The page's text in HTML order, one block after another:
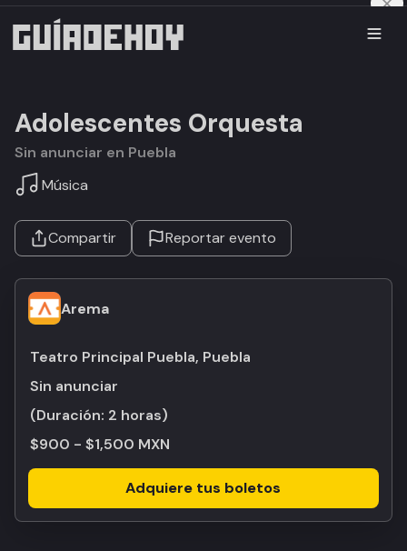
Adolescentes Orquesta
Sin anunciar en Puebla
Música
Compartir Reportar evento
Arema
Teatro Principal Puebla, Puebla
Sin anunciar
(Duración: 2 horas)
$900 - $1,500 MXN
Adquiere tus boletos